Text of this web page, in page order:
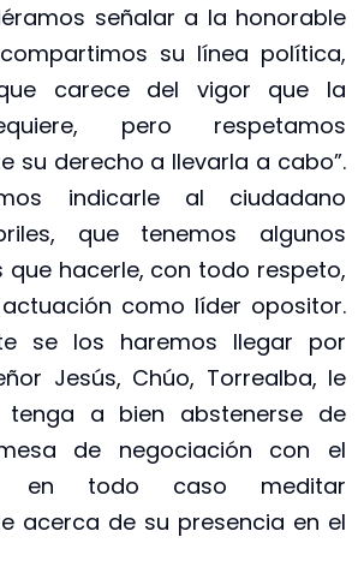
señalar a la honorable
su línea política,
carece del vigor que la
pero respetamos
su derecho a llevarla a cabo”.
indicarle al ciudadano
que tenemos algunos
que hacerle, con todo respeto,
como líder opositor.
se los haremos llegar por
Jesús, Chúo, Torrealba, le
tenga a bien abstenerse de
de negociación con el
en todo caso meditar
acerca de su presencia en el